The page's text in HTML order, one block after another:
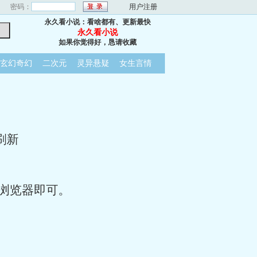
密码： 用户注册
永久看小说：看啥都有、更新最快
永久看小说
如果你觉得好，恳请收藏
玄幻奇幻 二次元 灵异悬疑 女生言情
新
览器即可。